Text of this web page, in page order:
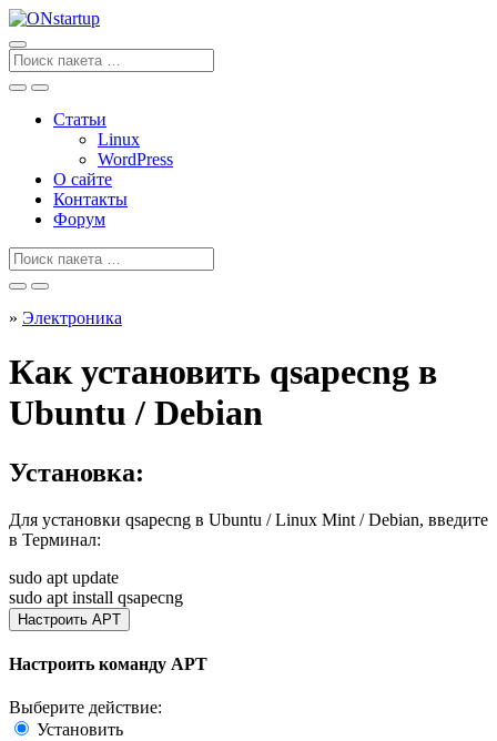
Перейти
к
содержанию
Поиск
для
Статьи
Linux
WordPress
О сайте
Контакты
Форум
Поиск
» Электроника
Как установить qsapecng в
Ubuntu / Debian
Установка:
Для установки qsapecng в Ubuntu / Linux Mint / Debian, введите
в Терминал:
sudo apt update
sudo apt install qsapecng
Настроить APT
Настроить команду APT
Выберите действие:
Установить